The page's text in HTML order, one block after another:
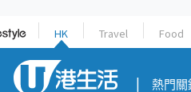
HK Travel Food
熱門關